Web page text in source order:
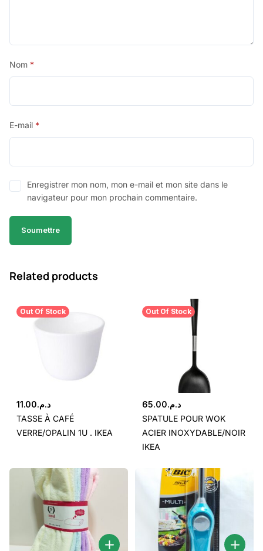
Nom *
E-mail *
Enregistrer mon nom, mon e-mail et mon site dans le
navigateur pour mon prochain commentaire.
Related products
Out Of Stock
د.م.11.00
TASSE À CAFÉ
VERRE/OPALIN 1U . IKEA
Out Of Stock
د.م.65.00
SPATULE POUR WOK
ACIER INOXYDABLE/NOIR
IKEA